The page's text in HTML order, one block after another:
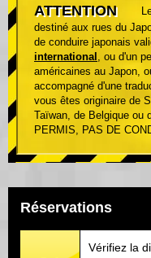
ATTENTION
destiné aux rues du
de conduire japonais
international , ou d'un
américaines au Japon,
accompagné d'une
vous êtes originaire de
Taïwan, de Belgique ou
PERMIS, PAS DE
Réservations
Vérifiez la